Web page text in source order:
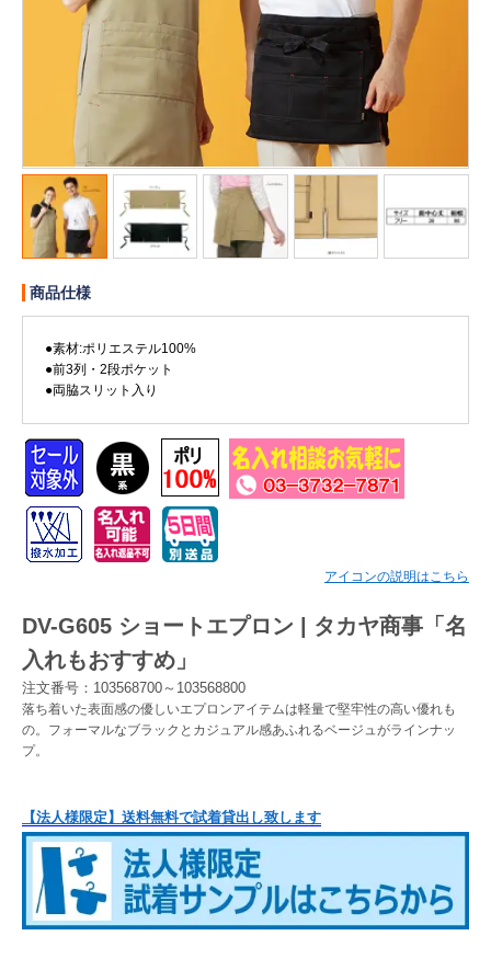
カタログ請求（無料）
試着サンプル無料貸し出し
デジタルカタログ
クイックオーダー
Myページ 見積書 お気に入り
円から
円まで
商品仕様
●素材:ポリエステル100%
●前3列・2段ポケット
●両脇スリット入り
アイコンの説明はこちら
DV-G605 ショートエプロン | タカヤ商事「名
入れもおすすめ」
注文番号：103568700～103568800
落ち着いた表面感の優しいエプロンアイテムは軽量で堅牢性の高い優れも
の。フォーマルなブラックとカジュアル感あふれるベージュがラインナッ
プ。
【法人様限定】送料無料で試着貸出し致します